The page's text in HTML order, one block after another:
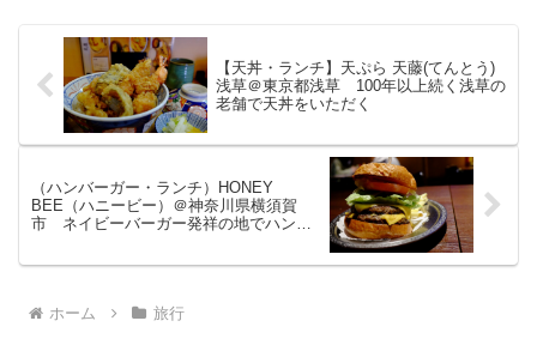
【天丼・ランチ】天ぷら 天藤(てんとう)
浅草＠東京都浅草 100年以上続く浅草の
老舗で天丼をいただく
（ハンバーガー・ランチ）HONEY
BEE（ハニービー）＠神奈川県横須賀
市 ネイビーバーガー発祥の地でハンバ
ホーム 旅行